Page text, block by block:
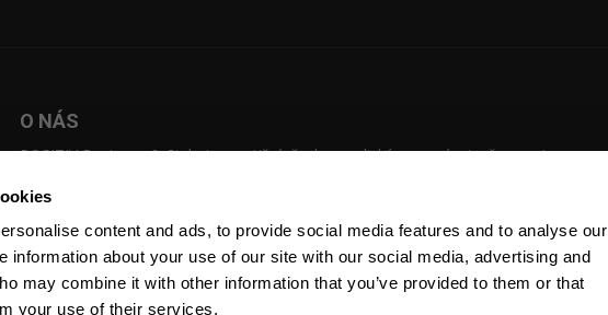
content and ads, to provide social media features and to analyse our
information about your use of our site with our social media, advertising and
may combine it with other information that you’ve provided to them or that
your use of their services.
O NÁS
POSITIV Business & Style je prestižní, česko-anglický magazín, jenž mapuje
překážky a vybudovali úspěšné firmy. Pustil se úspěšně do online prostředí,
rozesílky newsletterů, pořádání eventů a natáčení Voices of Industry.